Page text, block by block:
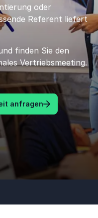
oder
Referent liefert
finden Sie den
Vertriebsmeeting.
anfragen